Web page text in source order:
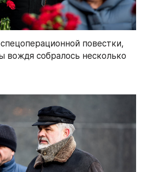
повестки,
вождя собралось несколько